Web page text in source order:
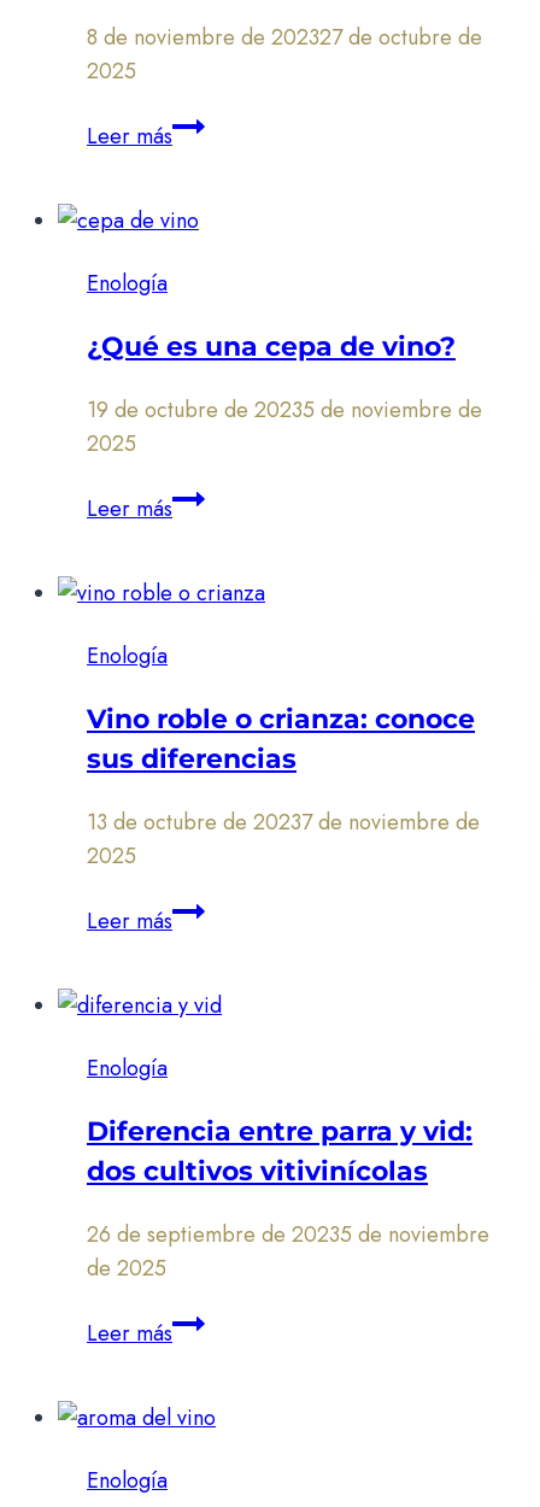
8 de noviembre de 202327 de octubre de
2025
Leer másLas
uva
Enología
¿Qué es una cepa de vino?
19 de octubre de 20235 de noviembre de
2025
Leer más¿Qué
cepa
Enología
Vino roble o crianza: conoce
sus diferencias
13 de octubre de 20237 de noviembre de
2025
Leer másVino
crianza:
diferencias
Enología
Diferencia entre parra y vid:
dos cultivos vitivinícolas
26 de septiembre de 20235 de noviembre
de 2025
Leer másDiferencia
y
Enología